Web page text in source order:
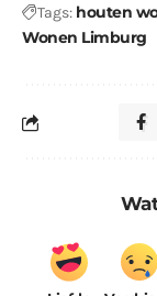
Tags: houten
Wonen Limburg